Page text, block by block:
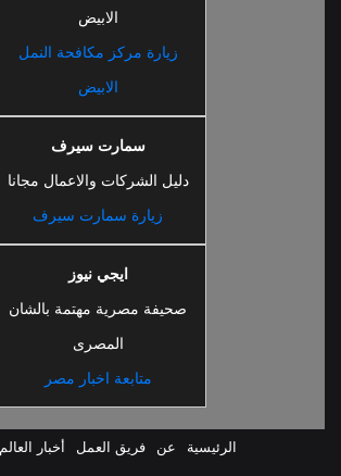
الابيض
زيارة مركز مكافحة النمل
الابيض
سمارت سيرف
دليل الشركات والاعمال مجانا
زيارة سمارت سيرف
ايجي نيوز
صحيفة مصرية مهتمة بالشان
المصرى
متابعة اخبار مصر
الرئيسية عن فريق العمل أخبار العالم